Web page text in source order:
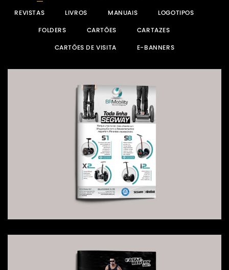
REVISTAS
LIVROS MANUAIS
LOGOTIPOS
FOLDERS
CARTÕES
CARTAZES
CARTÕES DE VISITA
E-BANNERS